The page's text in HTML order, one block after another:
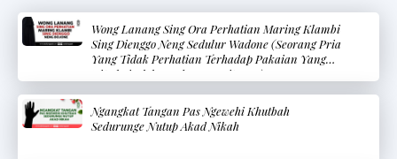
Wong Lanang Sing Ora Perhatian Maring Klambi
Sing Dienggo Neng Sedulur Wadone (Seorang Pria
Yang Tidak Perhatian Terhadap Pakaian Yang
Dipakai Oleh Saudara Wanitanya)
Ngangkat Tangan Pas Ngewehi Khutbah
Sedurunge Nutup Akad Nikah